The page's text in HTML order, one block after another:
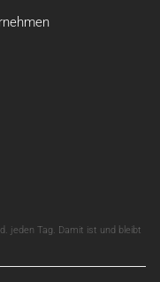
jeden Tag. Damit ist und bleibt